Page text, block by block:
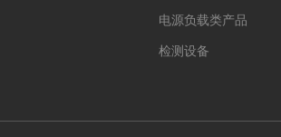
电源负载类产品
检测设备